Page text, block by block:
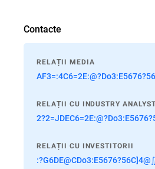
Contacte
RELAȚII MEDIA
RELAȚII CU INDUSTRY
RELAȚII CU INVESTITORII